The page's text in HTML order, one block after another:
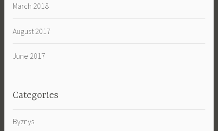
March 2018
August 2017
June 2017
Categories
Byznys